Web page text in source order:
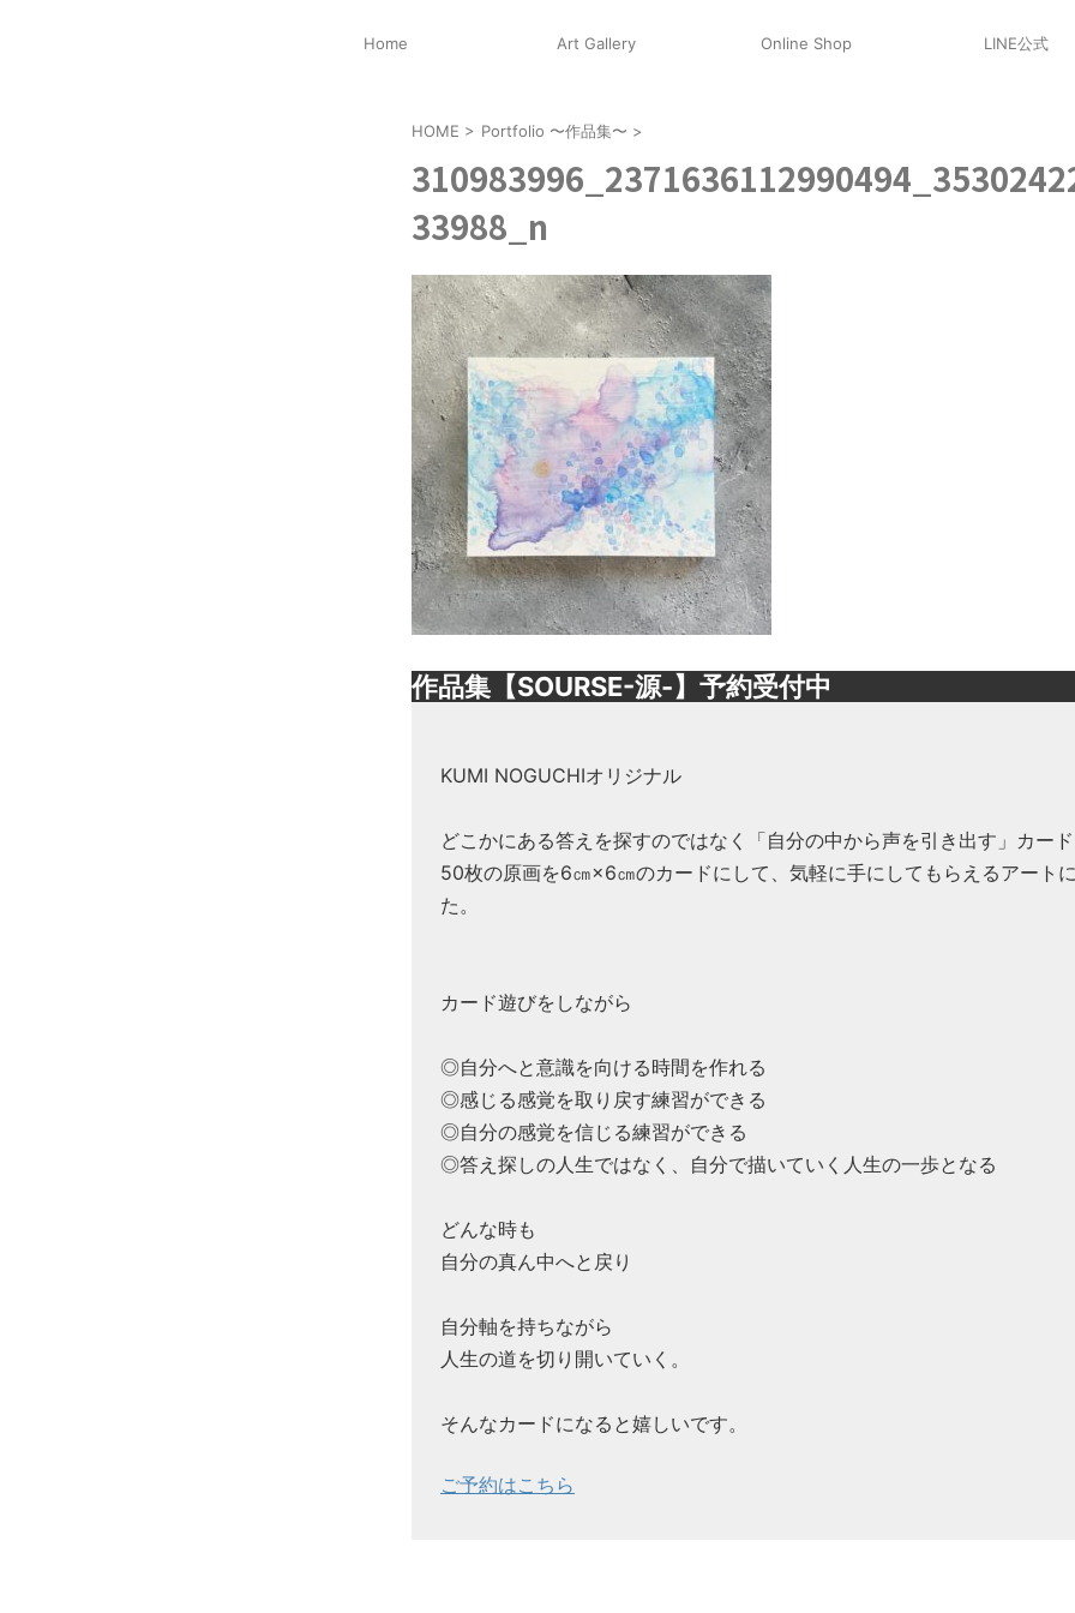
Home Art Gallery Online Shop LINE公式
HOME > Portfolio 〜作品集〜 >
33988_n
作品集【SOURSE-源-】予約受付中
KUMI NOGUCHIオリジナル
どこかにある答えを探すのではなく「自分の中から声を引き出す」カード
50枚の原画を6㎝×6㎝のカードにして、気軽に手にしてもらえるアート
た。
カード遊びをしながら
◎自分へと意識を向ける時間を作れる
◎感じる感覚を取り戻す練習ができる
◎自分の感覚を信じる練習ができる
◎答え探しの人生ではなく、自分で描いていく人生の一歩となる
どんな時も
自分の真ん中へと戻り
自分軸を持ちながら
人生の道を切り開いていく。
そんなカードになると嬉しいです。
ご予約はこちら